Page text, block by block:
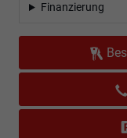
Finanzierung